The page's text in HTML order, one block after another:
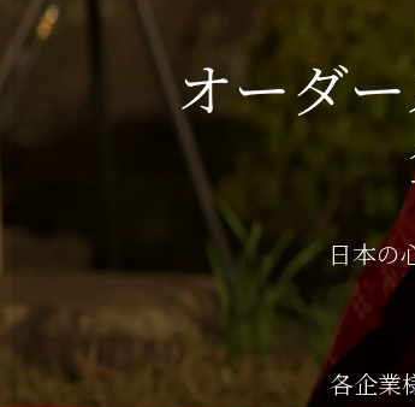
オーダ
日本の
各企業